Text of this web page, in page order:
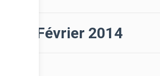
Février 2014